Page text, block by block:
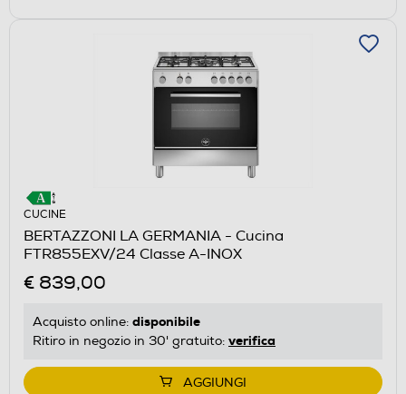
CUCINE
BERTAZZONI LA GERMANIA - Cucina
FTR855EXV/24 Classe A-INOX
€ 839,00
Acquisto online: disponibile
Ritiro in negozio in 30' gratuito: verifica
AGGIUNGI